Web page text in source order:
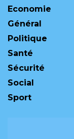
Economie
Général
Politique
Santé
Sécurité
Social
Sport